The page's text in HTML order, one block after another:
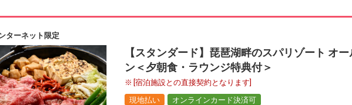
ターネット限定
【スタンダード】琵琶湖畔のスパリゾート オ
ン＜夕朝食・ラウンジ特典付＞
[宿泊施設との直接契約となります]
現地払い
オンラインカード決済可